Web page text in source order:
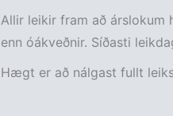
Allir leikir fram að árslokum
enn óákveðnir. Síðasti
Hægt er að nálgast fullt